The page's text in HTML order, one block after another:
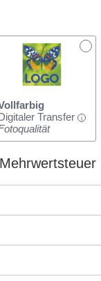
Transfer
i